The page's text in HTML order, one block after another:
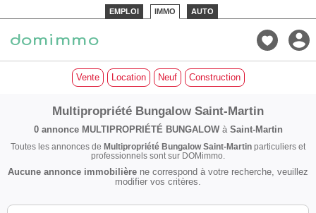
EMPLOI IMMO AUTO
Vente Location Neuf Construction
Multipropriété Bungalow Saint-Martin
0 annonce MULTIPROPRIÉTÉ BUNGALOWà Saint-Martin
Toutes les annonces de Multipropriété Bungalow Saint-Martin particuliers et
professionnels sont sur DOMimmo.
Aucune annonce immobilière ne correspond à votre recherche, veuillez
modifier vos critères.